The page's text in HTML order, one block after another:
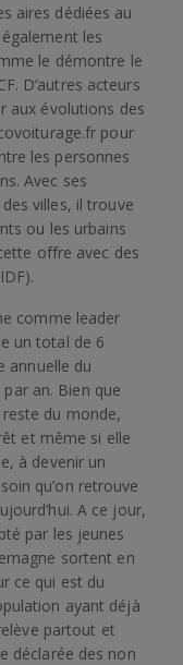
aires dédiées au
les
le démontre le
D’autres acteurs
aux évolutions des
pour
les personnes
Avec ses
villes, il trouve
ou les urbains
offre avec des
comme leader
un total de 6
annuelle du
an. Bien que
du monde,
et même si elle
à devenir un
qu’on retrouve
A ce jour,
par les jeunes
sortent en
ce qui est du
ayant déjà
partout et
déclarée des non